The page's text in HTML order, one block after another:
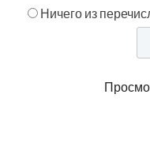
Ничего из